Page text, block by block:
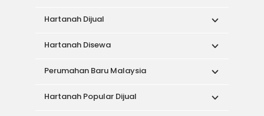
Hartanah Dijual
Hartanah Disewa
Perumahan Baru Malaysia
Hartanah Popular Dijual